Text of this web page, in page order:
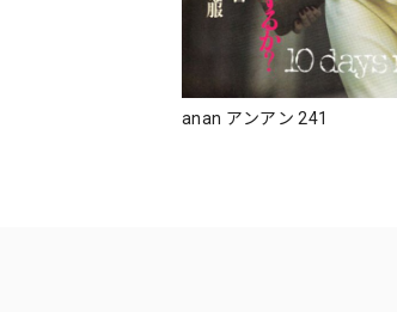
anan アンアン 241